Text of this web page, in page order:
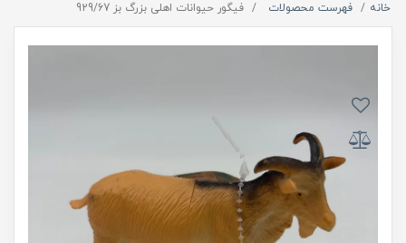
خانه فهرست محصولات فیگور حیوانات اهلی بزرگ بز 929/67